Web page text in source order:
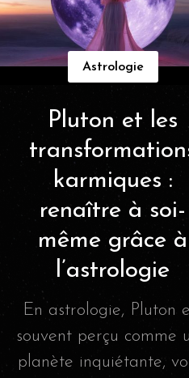
Astrologie
Pluton et les
karmiques :
renaître à soi-
même grâce à
l’astrologie
En astrologie, Pluton
souvent perçu comme
planète inquiétante,